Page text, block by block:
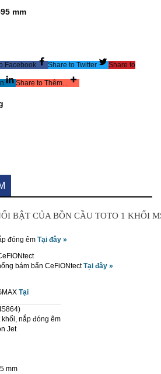
mm
Facebook Share to Twitter Share to
Share to Thêm...
BẬT CỦA BỒN CẦU TOTO 1 KHỐI
đóng êm Tại đây »
bám bẩn CeFiONtectTại đây »
Tại
khối, nắp đóng êm
Jet
mm